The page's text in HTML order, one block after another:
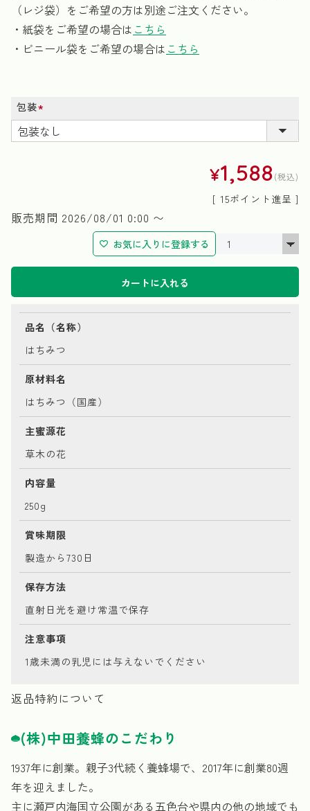
（レジ袋）をご希望の方は別途ご注文ください。
・紙袋をご希望の場合は こちら
・ビニール袋をご希望の場合は こちら
包装
(必
須)
¥1,588 税込
[ 15ポイント進呈 ]
販売期間 2026/08/01 0:00 〜
お気に入りに登録する
カートに入れる
品名（名称）
はちみつ
原材料名
はちみつ（国産）
主蜜源花
草木の花
内容量
250g
賞味期限
製造から730日
保存方法
直射日光を避け常温で保存
注意事項
1歳未満の乳児には与えないでください
返品特約について
(株)中田養蜂のこだわり
1937年に創業。親子3代続く養蜂場で、2017年に創業80週
年を迎えました。
主に瀬戸内海国立公園がある五色台や県内の他の地域でも